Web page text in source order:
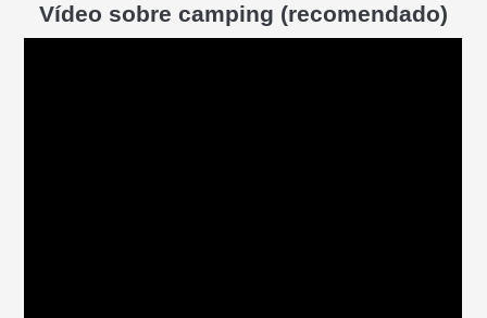
Vídeo sobre camping (recomendado)